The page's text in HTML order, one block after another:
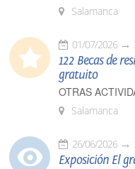
Salamanca
01/07/2026
122 Becas de
gratuito
OTRAS
Salamanca
26/06/2026
Exposición El